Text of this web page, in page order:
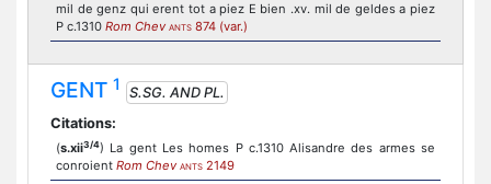
mil de genz qui erent tot a piez E bien .xv. mil de geldes a piez
P c.1310 Rom Chev ANTS 874 (var.)
GENT 1
S.SG. AND PL.
Citations:
(s.xii3/4) La gent Les homes P c.1310 Alisandre des armes se
conroient Rom Chev ANTS 2149